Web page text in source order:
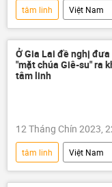
tâm linh Việt Nam
Bộ Tài Chính VN
tôn giáo
Ở Gia Lai đề nghị
"mặt chúa Giê-su" ra
tâm linh
12 Tháng Chín 2023,
tâm linh Việt Nam
mạng xã hội